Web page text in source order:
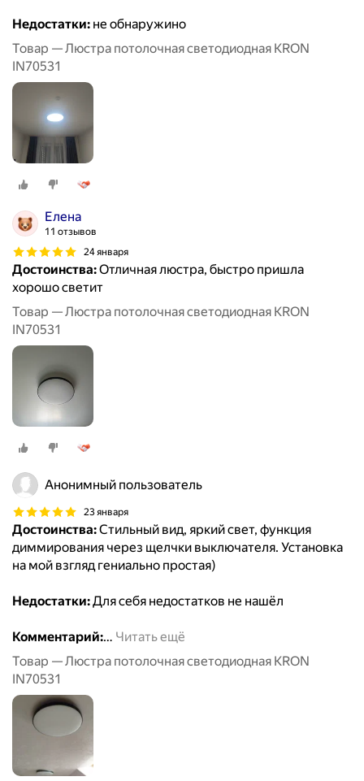
Недостатки: не обнаружино
Товар — Люстра потолочная светодиодная KRON
IN70531
Елена
11 отзывов
24 января
Достоинства:Отличная люстра, быстро пришла
хорошо светит
Товар — Люстра потолочная светодиодная KRON
IN70531
Анонимный пользователь
23 января
Достоинства:Стильный вид, яркий свет, функция
диммирования через щелчки выключателя. Установка
на мой взгляд гениально простая)
Недостатки:Для себя недостатков не нашёл
Комментарий:… Читать ещё
Товар — Люстра потолочная светодиодная KRON
IN70531